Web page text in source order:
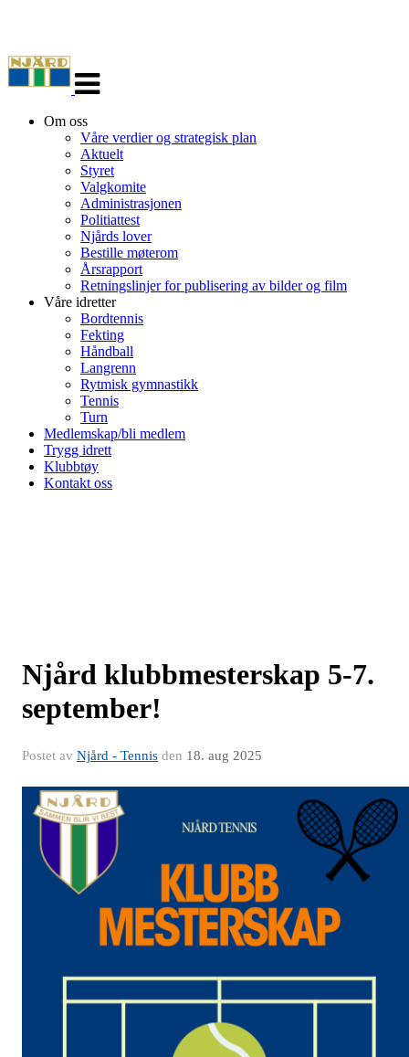
navigasjon
Om oss
Våre verdier og strategisk plan
Aktuelt
Styret
Valgkomite
Administrasjonen
Politiattest
Njårds lover
Bestille møterom
Årsrapport
Retningslinjer for publisering av bilder og film
Våre idretter
Bordtennis
Fekting
Håndball
Langrenn
Rytmisk gymnastikk
Tennis
Turn
Medlemskap/bli medlem
Trygg idrett
Klubbtøy
Kontakt oss
Njård klubbmesterskap 5-7.
september!
Postet av Njård - Tennis den 18. aug 2025